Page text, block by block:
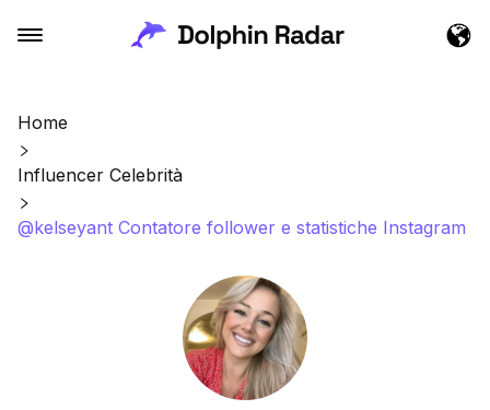
Home
Influencer Celebrità
@kelseyant Contatore follower e statistiche Instagram